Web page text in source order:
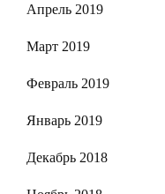
Апрель 2019
Март 2019
Февраль 2019
Январь 2019
Декабрь 2018